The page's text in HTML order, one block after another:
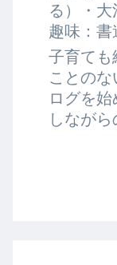
る）・大
趣味：書
子育ても
ことの
ログを
しながら